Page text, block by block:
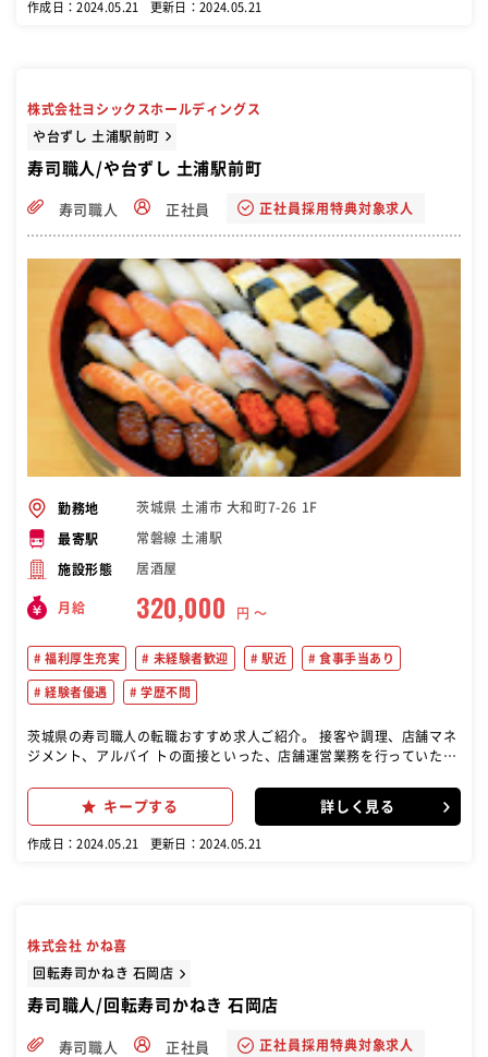
作成日：2024.05.21 更新日：2024.05.21
株式会社ヨシックスホールディングス
や台ずし 土浦駅前町
寿司職人/や台ずし 土浦駅前町
寿司職人 正社員 正社員採用特典対象求人
勤務地 茨城県 土浦市 大和町7-26 1F
最寄駅 常磐線 土浦駅
施設形態 居酒屋
月給 320,000 円 〜
福利厚生充実 未経験者歓迎 駅近 食事手当あり
経験者優遇 学歴不問
茨城県の寿司職人の転職おすすめ求人ご紹介。 接客や調理、店舗マネ
ジメント、アルバイ トの面接といった、店舗運営業務を行っていただ
キープする 詳しく見る
作成日：2024.05.21 更新日：2024.05.21
株式会社 かね喜
回転寿司かねき 石岡店
寿司職人/回転寿司かねき 石岡店
寿司職人 正社員 正社員採用特典対象求人